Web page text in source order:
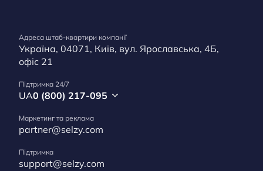
Адреса штаб-квартири компанії
Україна, 04071, Київ, вул. Ярославська, 4Б,
офіс 21
Підтримка 24/7
UA0 (800) 217-095
Маркетинг та реклама
partner@selzy.com
Підтримка
support@selzy.com